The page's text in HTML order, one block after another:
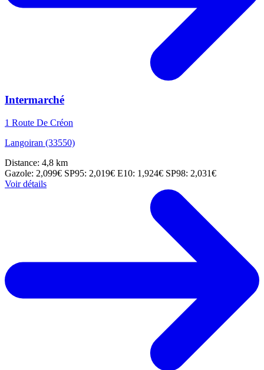
Intermarché
1 Route De Créon
Langoiran (33550)
Distance: 4,8 km
Gazole: 2,099€ SP95: 2,019€ E10: 1,924€ SP98: 2,031€
Voir détails